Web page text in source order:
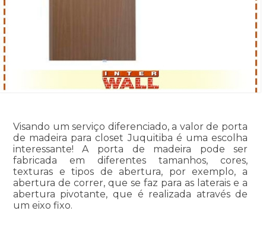
Visando um serviço diferenciado, a valor de porta
de madeira para closet Juquitiba é uma escolha
interessante! A porta de madeira pode ser
fabricada em diferentes tamanhos, cores,
texturas e tipos de abertura, por exemplo, a
abertura de correr, que se faz para as laterais e a
abertura pivotante, que é realizada através de
um eixo fixo.